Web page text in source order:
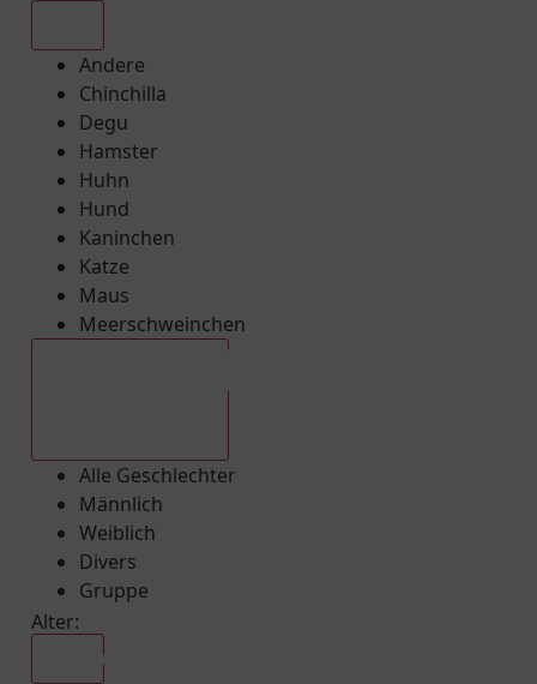
Andere
Chinchilla
Degu
Hamster
Huhn
Hund
Kaninchen
Katze
Maus
Meerschweinchen
Alle Geschlechter
Männlich
Weiblich
Divers
Gruppe
Alter: